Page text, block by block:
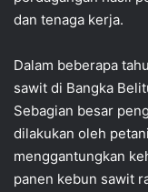
dan tenaga kerja.
Dalam beberapa
sawit di Bangka
Sebagian besar
dilakukan oleh
menggantungkan
panen kebun sawit